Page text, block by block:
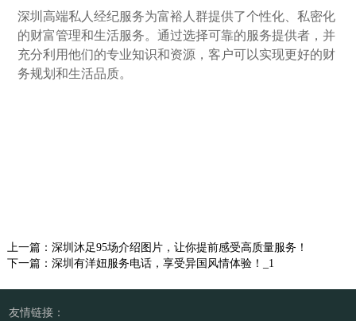
深圳高端私人经纪服务为富裕人群提供了个性化、私密化
的财富管理和生活服务。通过选择可靠的服务提供者，并
充分利用他们的专业知识和资源，客户可以实现更好的财
务规划和生活品质。
上一篇： 深圳沐足95场介绍图片，让你提前感受高质量服务！
下一篇： 深圳有洋妞服务电话，享受异国风情体验！_1
友情链接：